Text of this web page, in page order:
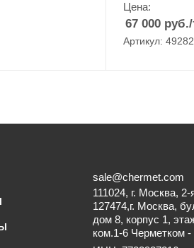
Цена:
67 000 руб.
Артикул: 49282
sale@chermet.com
111024, г. Москва,
127474,г. Москва,
дом 8, корпус 1,
ком.1-6 Черметком